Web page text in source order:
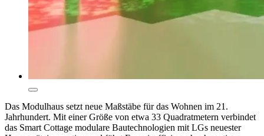
Das Modulhaus setzt neue Maßstäbe für das Wohnen im 21.
Jahrhundert. Mit einer Größe von etwa 33 Quadratmetern verbindet
das Smart Cottage modulare Bautechnologien mit LGs neuester